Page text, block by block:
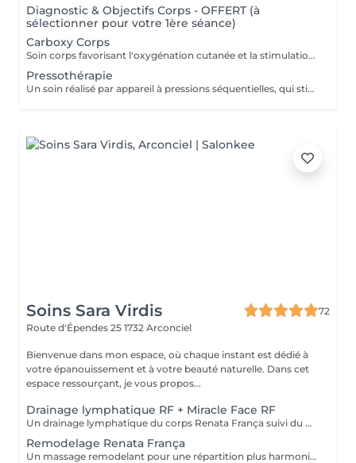
Diagnostic & Objectifs Corps - OFFERT (à
sélectionner pour votre 1ère séance)
Carboxy Corps
Soin corps favorisant l'oxygénation cutanée et la stimulation des tissus pour améliorer l'aspect de la peau et retrouver une peau plus lisse et tonique.
Pressothérapie
Un soin réalisé par appareil à pressions séquentielles, qui stimule la circulation, réduit la rétention d'eau et affine la silhouette. Idéal pour le bien-être et l'esthétique. Pour un effet renforcé, la séance peut-être accompagnée d'un enveloppement froid, idéal pour tonifier les tissus et booster l'action décongestionnante.
Soins Sara Virdis
72
Route d'Épendes 25 1732 Arconciel
Bienvenue dans mon espace, où chaque instant est dédié à
votre épanouissement et à votre beauté naturelle. Dans cet
espace ressourçant, je vous propos...
Drainage lymphatique RF + Miracle Face RF
Un drainage lymphatique du corps Renata França suivi du Miracle Face visage.
Remodelage Renata França
Un massage remodelant pour une répartition plus harmonieuse des graisses. Avant de profiter du remodelage, il est recommandé d'avoir au préalable, bénéficié d'un drainage lymphatique Renata França.